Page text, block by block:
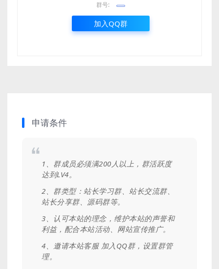
群号:
加入QQ群
申请条件
1、群成员必须满200人以上，群活跃度
达到LV4。
2、群类型：站长学习群、站长交流群、
站长分享群、源码群等。
3、认可本站的理念，维护本站的声誉和
利益，配合本站活动、网站宣传推广。
4、邀请本站客服 加入QQ群，设置群管
理。